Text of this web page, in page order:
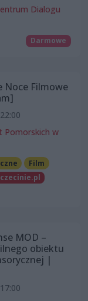
Dialogu
Darmowe
Noce Filmowe
Pomorskich w
Film
MOD –
obiektu
|